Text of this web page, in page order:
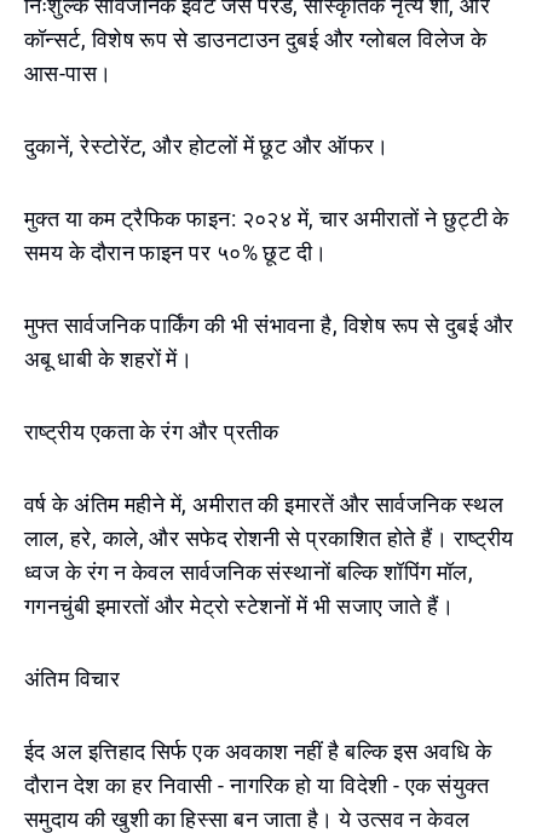
निःशुल्क सार्वजनिक ईवेंट जैसे परेड, सांस्कृतिक नृत्य शो, और
कॉन्सर्ट, विशेष रूप से डाउनटाउन दुबई और ग्लोबल विलेज के
आस-पास।
दुकानें, रेस्टोरेंट, और होटलों में छूट और ऑफर।
मुक्त या कम ट्रैफिक फाइन: २०२४ में, चार अमीरातों ने छुट्टी के
समय के दौरान फाइन पर ५०% छूट दी।
मुफ्त सार्वजनिक पार्किंग की भी संभावना है, विशेष रूप से दुबई और
अबू धाबी के शहरों में।
राष्ट्रीय एकता के रंग और प्रतीक
वर्ष के अंतिम महीने में, अमीरात की इमारतें और सार्वजनिक स्थल
लाल, हरे, काले, और सफेद रोशनी से प्रकाशित होते हैं। राष्ट्रीय
ध्वज के रंग न केवल सार्वजनिक संस्थानों बल्कि शॉपिंग मॉल,
गगनचुंबी इमारतों और मेट्रो स्टेशनों में भी सजाए जाते हैं।
अंतिम विचार
ईद अल इत्तिहाद सिर्फ एक अवकाश नहीं है बल्कि इस अवधि के
दौरान देश का हर निवासी - नागरिक हो या विदेशी - एक संयुक्त
समुदाय की खुशी का हिस्सा बन जाता है। ये उत्सव न केवल